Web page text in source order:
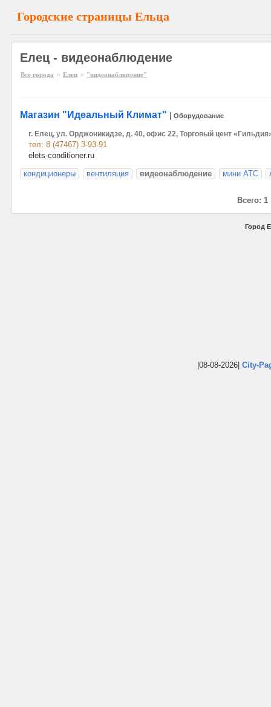
Городские страницы Ельца
Елец - видеонаблюдение
Все города » Елец » "видеонаблюдение"
Магазин "Идеальный Климат" Оборудование
г. Елец, ул. Орджоникидзе, д. 40, офис 22, Торговый цент
тел: 8 (47467) 3-93-91
elets-conditioner.ru
кондиционеры
вентиляция видеонаблюдение мини АТС
Всего: 1
Город
|08-08-2026| City-